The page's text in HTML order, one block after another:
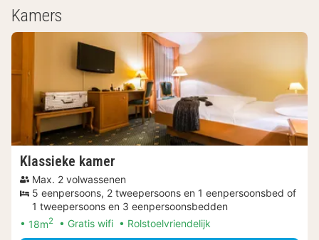
Kamers
Klassieke kamer
Max. 2 volwassenen
5 eenpersoons, 2 tweepersoons en 1 eenpersoonsbed of
1 tweepersoons en 3 eenpersoonsbedden
18m2 Gratis wifi Rolstoelvriendelijk